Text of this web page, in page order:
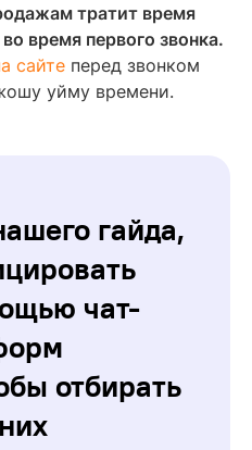
тратит время
время первого звонка.
сайте перед звонком
уйму времени.
гайда,
чат-
отбирать